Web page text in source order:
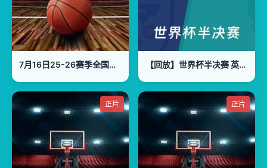
7月16日25-26赛季全国女子篮球锦标赛 上海蒲发银行69VS91北京首钢 【回放】世界杯半决赛 英格兰VS阿根廷
正片 正片